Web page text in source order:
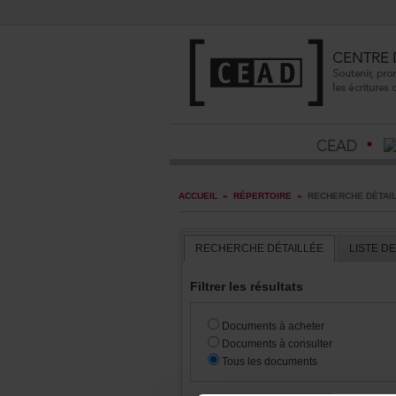
ACCUEIL » RÉPERTOIRE »
RECHERCHEDÉTAILLÉE
Filtrerlesrésultats
Documentsàacheter
Documentsàconsulter
Touslesdocuments